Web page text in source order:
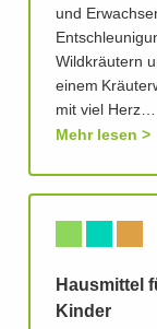
und
Wildkräutern
einem
mit viel Herz…
Mehr lesen
Hausmittel
Kinder